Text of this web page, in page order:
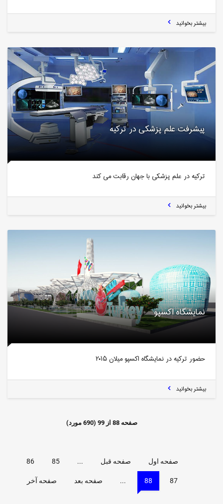
بیشتر بخوانید
پیشرفت علم پزشکی در ترکیه
ترکیه در علم پزشکی با جهان رقابت می کند
بیشتر بخوانید
نمایشگاه اکسپو
حضور ترکیه در نمایشگاه اکسپو میلان ۲۰۱۵
بیشتر بخوانید
صفحه88 از99
(
690 مورد)
صفحه اول صفحه قبل ...
85
86
87
88
... صفحه بعد صفحه آخر